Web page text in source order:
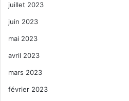
juillet 2023
juin 2023
mai 2023
avril 2023
mars 2023
février 2023